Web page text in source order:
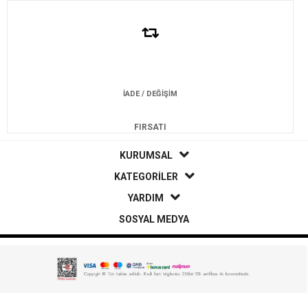
İADE / DEĞİŞİM
FIRSATI
KURUMSAL
KATEGORİLER
YARDIM
SOSYAL MEDYA